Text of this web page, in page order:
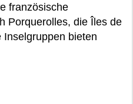
französische
Porquerolles, die Îles de
bieten